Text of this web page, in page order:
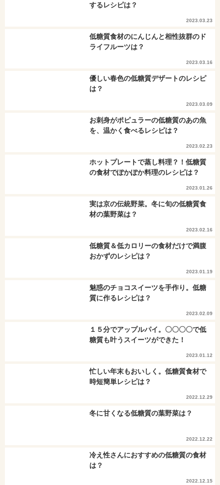
するレシピは？
2023.03.23
低糖質食材のにんじんと相性抜群のド
ライフルーツは？
2023.03.16
優しい春色の低糖質デザートのレシピ
は？
2023.03.09
お刺身がポピュラーの低糖質のあの魚
を、温かく食べるレシピは？
2023.02.23
ホットプレートで蒸し料理？！低糖質
の食材でぽかぽか料理のレシピは？
2023.01.26
実は京の伝統野菜。冬に旬の低糖質食
材の葉野菜は？
2023.02.16
低糖質＆低カロリーの食材だけで満腹
おかずのレシピは？
2023.01.19
魅惑のチョコスイーツを手作り。低糖
質に作るレシピは？
2023.02.09
１５分でアップルパイ。〇〇〇〇で低
糖質も叶うスイーツができた！
2023.01.12
忙しい年末もおいしく。低糖質食材で
時短簡単レシピは？
2022.12.29
冬に甘くなる低糖質の葉野菜は？
2022.12.22
冷え性さんにおすすめの低糖質の食材
は？
2022.12.15